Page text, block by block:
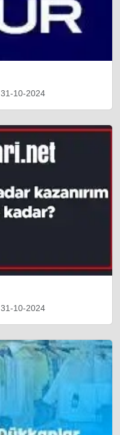
31-10-2024
31-10-2024